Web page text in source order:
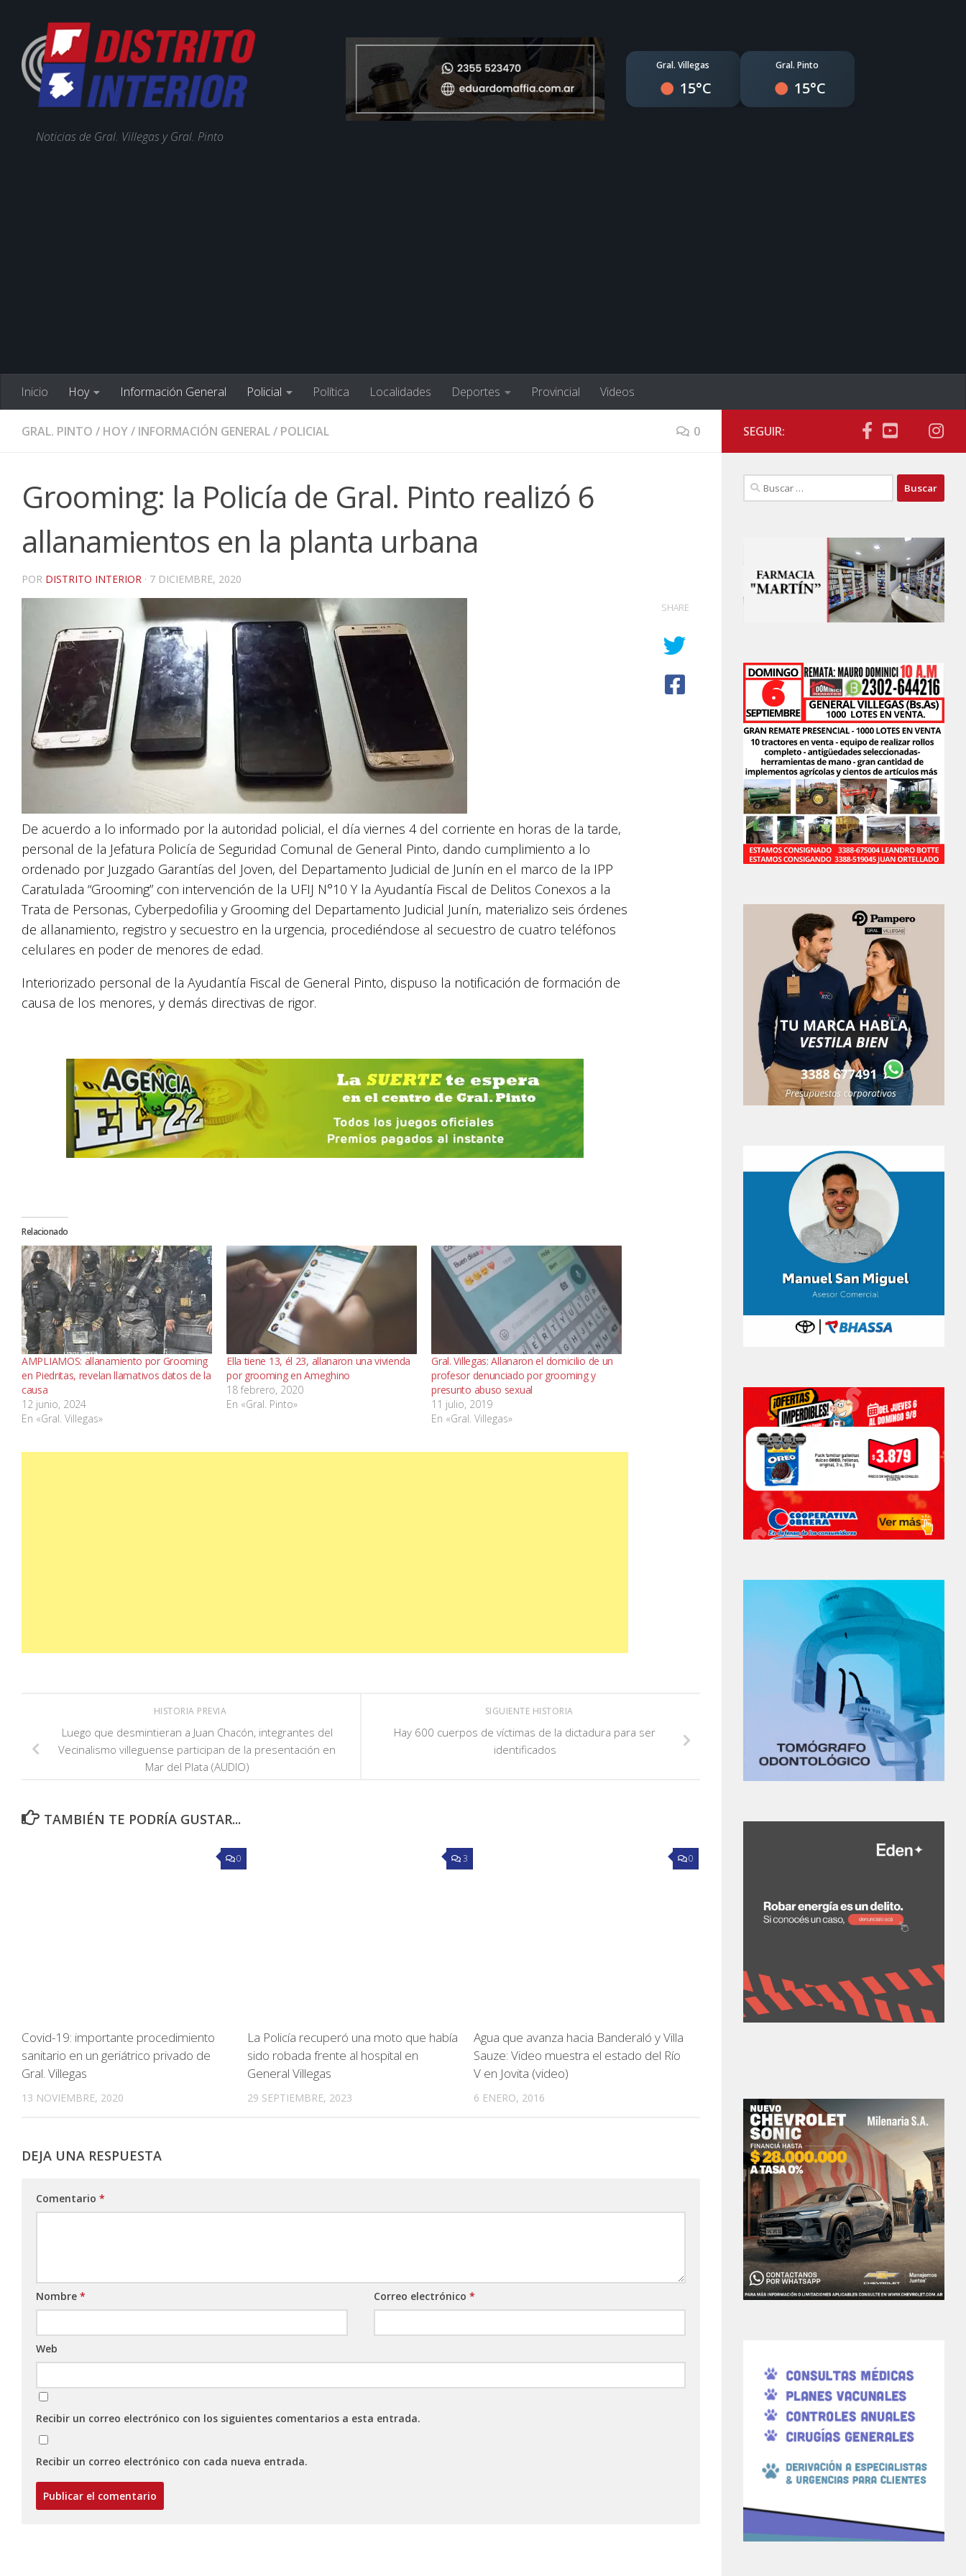
Noticias de Gral. Villegas y Gral. Pinto
Gral. Villegas
15°C
Gral. Pinto
15°C
Inicio Hoy Información General Policial Política Localidades Deportes Provincial Videos
GRAL. PINTO / HOY/ INFORMACIÓN GENERAL/ POLICIAL 0
Grooming: la Policía de Gral. Pinto realizó 6
allanamientos en la planta urbana
POR DISTRITO INTERIOR · 7 DICIEMBRE, 2020
De acuerdo a lo informado por la autoridad policial, el día viernes 4 del corriente en horas de la tarde,
personal de la Jefatura Policía de Seguridad Comunal de General Pinto, dando cumplimiento a lo
ordenado por Juzgado Garantías del Joven, del Departamento Judicial de Junín en el marco de la IPP
Caratulada “Grooming” con intervención de la UFIJ N°10 Y la Ayudantía Fiscal de Delitos Conexos a la
Trata de Personas, Cyberpedofilia y Grooming del Departamento Judicial Junín, materializo seis órdenes
de allanamiento, registro y secuestro en la urgencia, procediéndose al secuestro de cuatro teléfonos
celulares en poder de menores de edad.
Interiorizado personal de la Ayudantía Fiscal de General Pinto, dispuso la notificación de formación de
causa de los menores, y demás directivas de rigor.
Relacionado
AMPLIAMOS: allanamiento por Grooming
en Piedritas, revelan llamativos datos de la
causa
12 junio, 2024
En «Gral. Villegas»
Ella tiene 13, él 23, allanaron una vivienda
por grooming en Ameghino
18 febrero, 2020
En «Gral. Pinto»
Gral. Villegas: Allanaron el domicilio de un
profesor denunciado por grooming y
presunto abuso sexual
11 julio, 2019
En «Gral. Villegas»
SHARE
SIGUIENTE HISTORIA
Hay 600 cuerpos de víctimas de la dictadura para ser
identificados
HISTORIA PREVIA
Luego que desmintieran a Juan Chacón, integrantes del
Vecinalismo villeguense participan de la presentación en
Mar del Plata (AUDIO)
TAMBIÉN TE PODRÍA GUSTAR...
0
Covid-19: importante procedimiento
sanitario en un geriátrico privado de
Gral. Villegas
13 NOVIEMBRE, 2020
3
La Policía recuperó una moto que había
sido robada frente al hospital en
General Villegas
29 SEPTIEMBRE, 2023
0
Agua que avanza hacia Banderaló y Villa
Sauze: Video muestra el estado del Río
V en Jovita (video)
6 ENERO, 2016
DEJA UNA RESPUESTA
Comentario *
Nombre * Correo electrónico*
Web
Recibir un correo electrónico con los siguientes comentarios a esta entrada.
Recibir un correo electrónico con cada nueva entrada.
SEGUIR:
Buscar: